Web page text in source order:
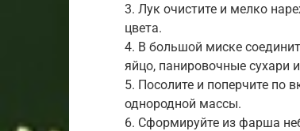
3. Лук очистите и мелко
цвета.
4. В большой миске
яйцо, панировочные сухари
5. Посолите и поперчите по
однородной массы.
6. Сформируйте из фарша